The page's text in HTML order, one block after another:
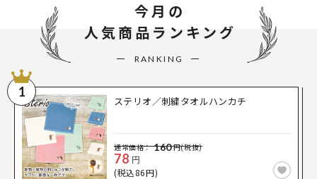
今月の
人気商品ランキング
RANKING
1
ステリオ／刺繍タオルハンカチ
通常価格： 160円(税抜)
78 円
(税込86円)